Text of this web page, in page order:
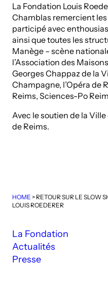
La Fondation Louis
Chamblas remercient
participé avec
ainsi que toutes les
Manège – scène
l’Association des
Georges Chappaz de la
Champagne, l’Opéra de
Reims, Sciences-Po
Avec le soutien de la
de Reims.
HOME > RETOUR SUR LE SLOW
LOUIS ROEDERER
La Fondation
Actualités
Presse